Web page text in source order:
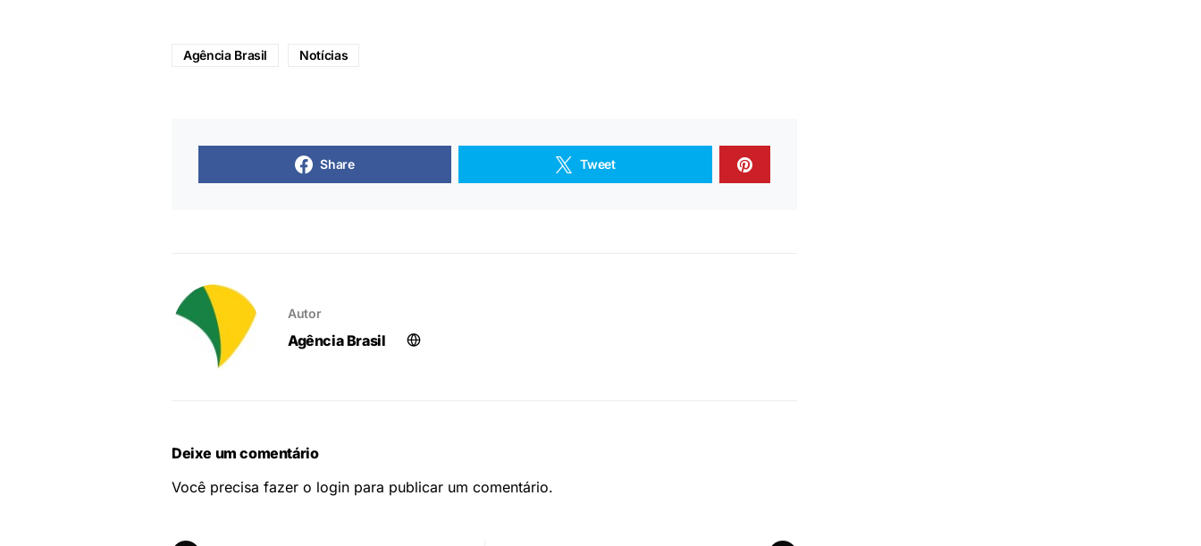
Agência Brasil Notícias
Share Tweet
Autor
Agência Brasil
Deixe um comentário
Você precisa fazer o login para publicar um comentário.